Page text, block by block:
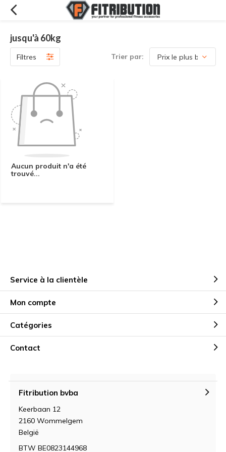
jusqu'à 60kg
Filtres Trier par:
Aucun produit n'a été
trouvé...
Service à la clientèle
Mon compte
Catégories
Contact
Fitribution bvba
Keerbaan 12
2160 Wommelgem
België
BTW BE0823144968